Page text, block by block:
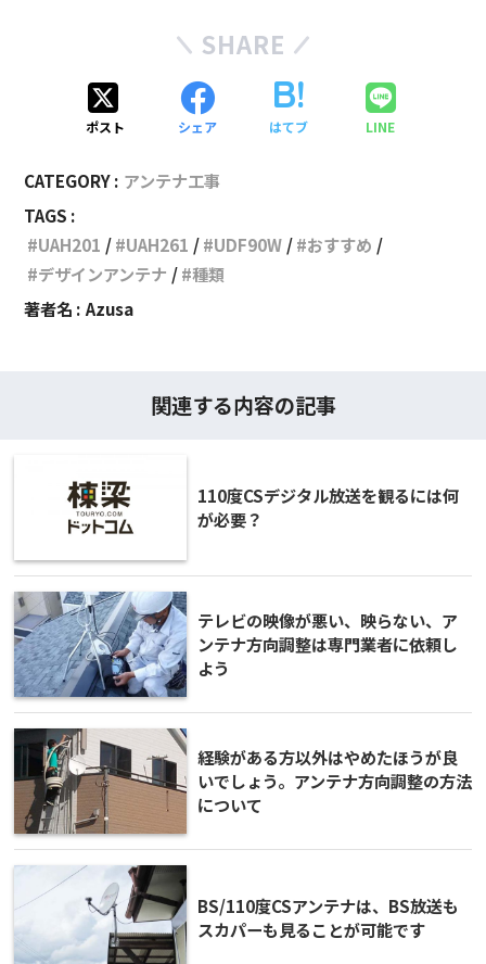
SHARE
ポスト シェア はてブ LINE
CATEGORY : アンテナ工事
TAGS :
UAH201
UAH261 UDF90W
おすすめ
デザインアンテナ
種類
著者名 : Azusa
関連する内容の記事
110度CSデジタル放送を観るには何
が必要？
テレビの映像が悪い、映らない、ア
ンテナ方向調整は専門業者に依頼し
よう
経験がある方以外はやめたほうが良
いでしょう。アンテナ方向調整の方法
について
BS/110度CSアンテナは、BS放送も
スカパーも見ることが可能です